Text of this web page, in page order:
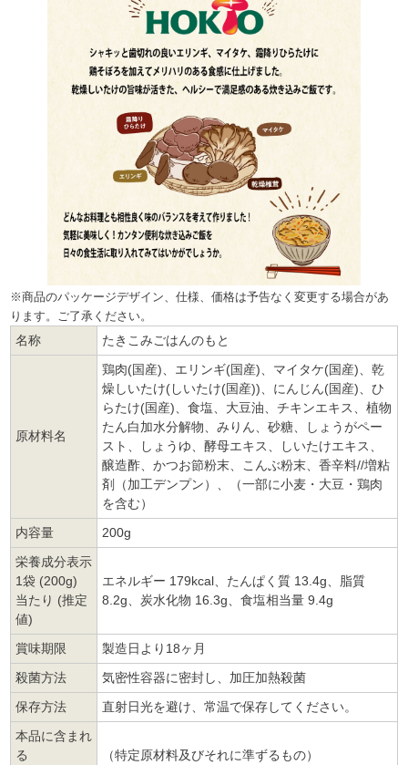
※商品のパッケージデザイン、仕様、価格は予告なく変更する場合があ
ります。ご了承ください。
名称 たきこみごはんのもと
原材料名
鶏肉(国産)、エリンギ(国産)、マイタケ(国産)、乾
燥しいたけ(しいたけ(国産))、にんじん(国産)、ひ
らたけ(国産)、食塩、大豆油、チキンエキス、植物
たん白加水分解物、みりん、砂糖、しょうがペー
スト、しょうゆ、酵母エキス、しいたけエキス、
醸造酢、かつお節粉末、こんぶ粉末、香辛料//増粘
剤（加工デンプン）、（一部に小麦・大豆・鶏肉
を含む）
内容量
200g
栄養成分表示
1袋 (200g)
当たり (推定
値)
エネルギー 179kcal、たんぱく質 13.4g、脂質
8.2g、炭水化物 16.3g、食塩相当量 9.4g
賞味期限
製造日より18ヶ月
殺菌方法
気密性容器に密封し、加圧加熱殺菌
保存方法
直射日光を避け、常温で保存してください。
本品に含まれ
る
（特定原材料及びそれに準ずるもの）